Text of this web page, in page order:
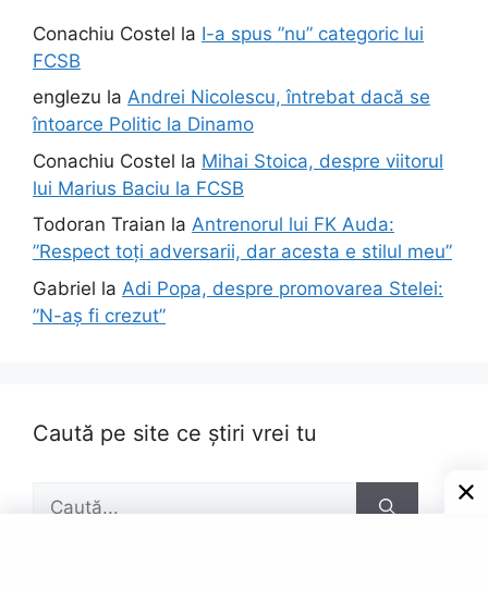
Conachiu Costel la I-a spus ”nu” categoric lui
FCSB
englezu la Andrei Nicolescu, întrebat dacă se
întoarce Politic la Dinamo
Conachiu Costel la Mihai Stoica, despre viitorul
lui Marius Baciu la FCSB
Todoran Traian la Antrenorul lui FK Auda:
”Respect toți adversarii, dar acesta e stilul meu”
Gabriel la Adi Popa, despre promovarea Stelei:
”N-aș fi crezut”
Caută pe site ce știri vrei tu
după: